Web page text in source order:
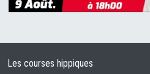
Les courses hippiques